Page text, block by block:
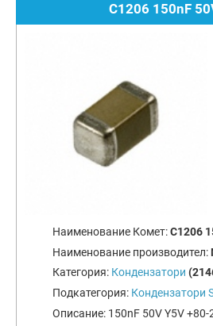
C1206 150nF
Наименование Комет:C1206
Наименование производител:
Категория: Кондензатори
Подкатегория: Кондензатори
Описание: 150nF 50V Y5V +80-